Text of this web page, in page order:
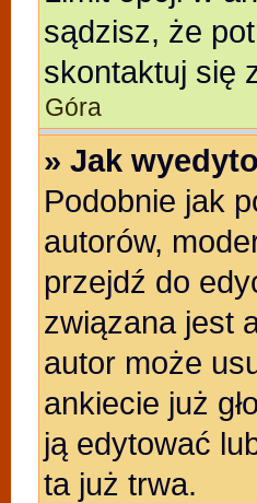
sądzisz, że
skontaktuj się
Góra
» Jak
Podobnie jak
autorów,
przejdź do
związana jest
autor może
ankiecie już
ją edytować
ta już trwa.